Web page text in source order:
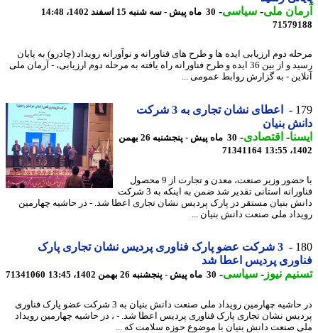
ملی-سیاسی-30 ماه پیش - سه شنبه 15 اسفند 1402، 14:48
دوم ارزیابی ایده ها و طرح های فناورانه و نوآورانه رویداد (چادرو) به پایان
رسید و از بین 36 ایده و طرح فناورانه راه یافته به مرحله دوم ارزیابی، - آرمان ملی
- به گزارش روابط عمومی ...
اعطای نشان تجاری به 3 شرکت
بنیان
-اقتصادی-
30 ماه پیش - پنجشنبه 26 بهمن
71341164
با حضور وزیر صنعت، معدن و تجارت از 9 محصول
فناورانه استانی تقدیر شد ضمن به اینکه به 3 شرکت
بنیان مستقر در پارک پردیس نشان تجاری اعطا شد. - در حاشیه چهارمین
ملی صنعت دانش بنیان ...
3 شرکت عضو پارک فناوری پردیس نشان تجاری پارک
پردیس اعطا شد
نیوز-سیاسی-30 ماه پیش - پنجشنبه 26 بهمن 1402، 13:45 71341060
در حاشیه چهارمین رویداد ملی صنعت دانش بنیان به 3 شرکت عضو پارک فناوری
نشان تجاری پارک فناوری پردیس اعطا شد. - ، در حاشیه چهارمین رویداد
صنعت دانش بنیان با موضوع حوزه سلامت که ...